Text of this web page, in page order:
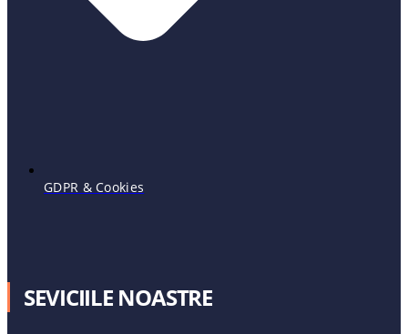
GDPR & Cookies
SEVICIILE NOASTRE